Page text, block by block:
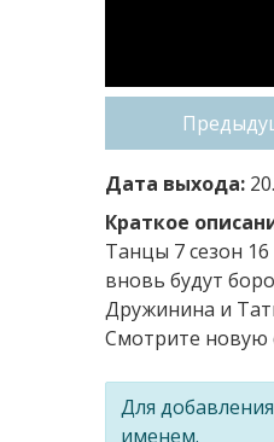
Дата выхода:
Краткое
Танцы 7 сезон
вновь будут
Дружинина и
Смотрите новую
Для
именем.